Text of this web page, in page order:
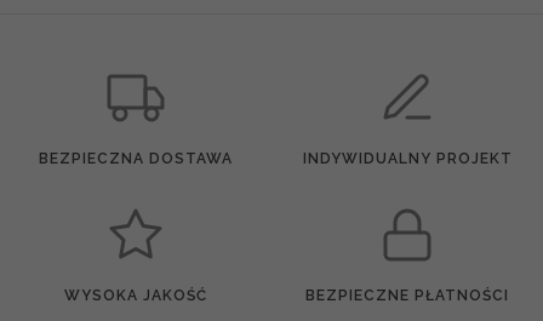
BEZPIECZNA DOSTAWA INDYWIDUALNY PROJEKT
WYSOKA JAKOŚĆ BEZPIECZNE PŁATNOŚCI